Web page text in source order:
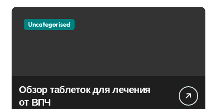
Uncategorised
Обзор таблеток для лечения
от ВПЧ